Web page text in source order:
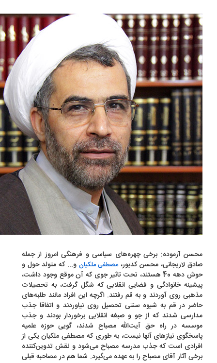
آزموده: برخی چهره‌های سیاسی و فرهنگی امروز از جمله
لاریجانی، محسن کدیور، مصطفی ملکیانو... که متولد حول و
حوش دهه 40 هستند، تحت تاثیر جوی که آن موقع وجود داشت،
خانوادگی و فضایی انقلابی که شگل گرفت، به تحصیلات
روی آوردند و به قم رفتند. اگرچه این افراد مانند طلبه‌های
در قم به شیوه سنتی تحصیل روی نیاوردند و اتفاقا جذب
شدند که از جو و صبغه انقلابی برخوردار بودند و جذب
در راه حق آیت‌الله مصباح شدند، گویی حوزه علمیه
نیازهای آنها نیست، به ‌طوری که مصطفی ملکیان یکی از
است که جذب مدرسه مصباح می‌شود و نقش تدوین‌کننده
آثار آقای مصباح را به عهده می‌گیرد. شما هم در مصاحبه قبلی